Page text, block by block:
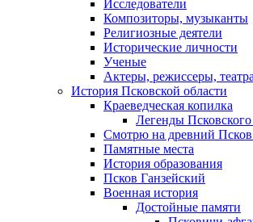
Исследователи
Композиторы, музыканты
Религиозные деятели
Исторические личности
Ученые
Актеры, режиссеры,
История Псковской области
Краеведческая копилка
Легенды Псковского
Смотрю на древний
Памятные места
История образования
Псков Ганзейский
Военная история
Достойные памяти